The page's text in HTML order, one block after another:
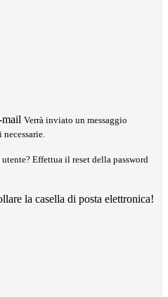
Verrà inviato un messaggio
Effettua il reset della password
la casella di posta elettronica!